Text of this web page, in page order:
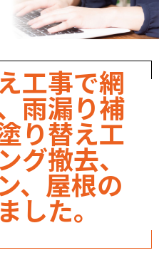
工事で網
雨漏り補
り替え工
グ撤去、
、屋根の
した。